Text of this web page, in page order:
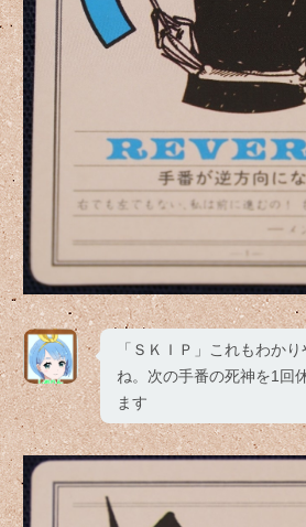
「ＳＫＩＰ」これもわか
ね。次の手番の死神を1回
ます